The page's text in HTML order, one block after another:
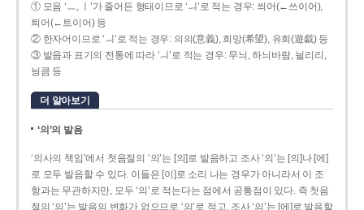
① 모음 ‘ㅡ, ㅣ’가 줄어든 형태이므로 ‘ㅢ’로 적는 경우: 씌어(←쓰이어),
틔어(←트이어) 등
② 한자어이므로 ‘ㅢ’로 적는 경우: 의의(意義), 희망(希望), 유희(遊戱) 등
③ 발음과 표기의 전통에 따라 ‘ㅢ’로 적는 경우: 무늬, 하늬바람, 늴리리,
닁큼 등
더 알아보기
‘의’의 발음
‘의사의 책임’에서 첫음절의 ‘의’는 [의]로 발음하고 조사 ‘의’는 [의]나 [에]
로 모두 발음할 수 있다. 이들은 [이]로 소리 나는 경우가 아니라서 이 조
항과는 무관하지만, 모두 ‘의’로 적는다는 점에서 공통점이 있다. 즉 첫음
절의 ‘의’는 발음의 변화가 없으므로 ‘의’로 적고, 조사 ‘의’는 [에]로 발음할